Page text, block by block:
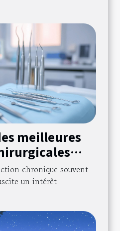
meilleures
du
chronique souvent
un intérêt